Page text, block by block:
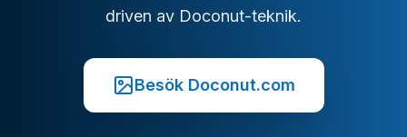
driven av Doconut-teknik.
Besök Doconut.com